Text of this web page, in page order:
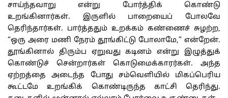
சாய்ந்தவாறு
என்று போர்த்திக்
கொண்டு
உறங்கினார்கள். இருளில் பாறையைப்
போலவே
தெரிந்தார்கள். பார்த்ததும் உறக்கம் கண்ணைச் சுழற்ற,
“ஒரு அரை மணி நேரம் தூங்கிட்டு போலாமே,” என்றேன்.
தூங்கினால் திரும்ப ஏறுவது கடினம் என்று
இழுத்துக்
கொண்டுச்
சென்றார்கள் கொடுமைக்காரர்கள். அந்த
ஏற்றத்தை
அடைந்த போது சம்வெளியில்
மிகப்பெரிய
கூட்டமே
உறங்கிக் கொண்டிருந்த காட்சி தெரிந்து.